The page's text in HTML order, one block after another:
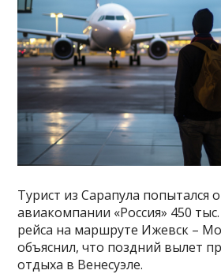
Турист из Сарапула попытался
авиакомпании «Россия» 450
рейса на маршруте Ижевск –
объяснил, что поздний вылет
отдыха в Венесуэле.